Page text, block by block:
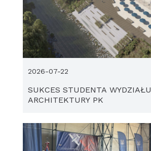
SUKCES STUDENTA WYDZIAŁU
ARCHITEKTURY PK
2026-07-22